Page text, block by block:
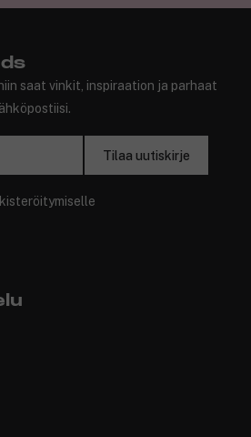
saat vinkit, inspiraation ja parhaat
Tilaa uutiskirje